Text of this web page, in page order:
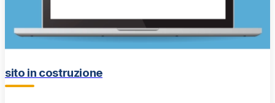
sito in costruzione